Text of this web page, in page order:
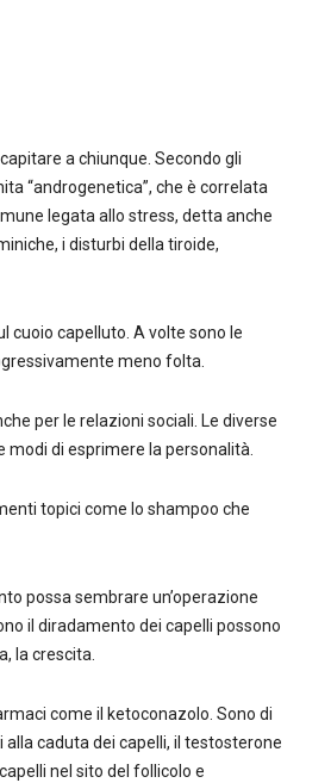
a chiunque. Secondo gli
“androgenetica”, che è correlata
legata allo stress, detta anche
i disturbi della tiroide,
cuoio capelluto. A volte sono le
meno folta.
per le relazioni sociali. Le diverse
modi di esprimere la personalità.
topici come lo shampoo che
possa sembrare un’operazione
il diradamento dei capelli possono
la crescita.
come il ketoconazolo. Sono di
caduta dei capelli, il testosterone
nel sito del follicolo e